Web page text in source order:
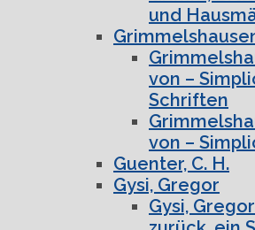
und
von –
Schriften
von –
Guenter, C. H.
Gysi, Gregor
Gysi,